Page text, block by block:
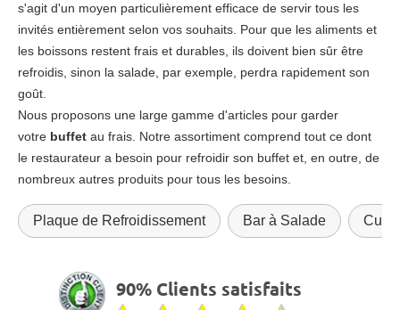
s'agit d'un moyen particulièrement efficace de servir tous les
invités entièrement selon vos souhaits. Pour que les aliments et
les boissons restent frais et durables, ils doivent bien sûr être
refroidis, sinon la salade, par exemple, perdra rapidement son
goût.
Nous proposons une large gamme d'articles pour garder
votre buffet au frais. Notre assortiment comprend tout ce dont
le restaurateur a besoin pour refroidir son buffet et, en outre, de
nombreux autres produits pour tous les besoins.
Plaque de Refroidissement Bar à Salade Cuve
90% Clients satisfaits